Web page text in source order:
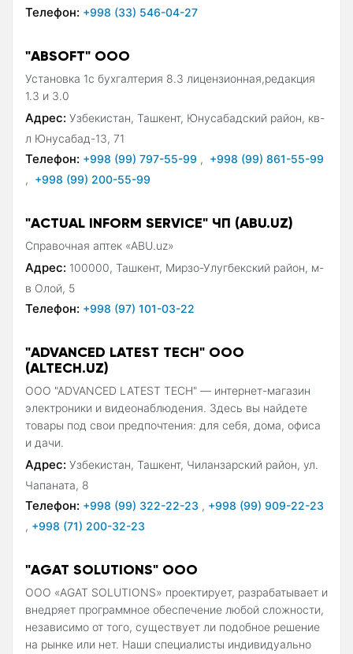
Телефон: +998 (33) 546-04-27
"ABSOFT" ООО
Установка 1с бухгалтерия 8.3 лицензионная,редакция
1.3 и 3.0
Адрес: Узбекистан, Ташкент, Юнусабадский район, кв-
л Юнусабад-13, 71
Телефон: +998 (99) 797-55-99 , +998 (99) 861-55-99
, +998 (99) 200-55-99
"ACTUAL INFORM SERVICE" ЧП (ABU.UZ)
Справочная аптек «ABU.uz»
Адрес: 100000, Ташкент, Мирзо-Улугбекский район, м-
в Олой, 5
Телефон: +998 (97) 101-03-22
"ADVANCED LATEST TECH" OOO
(ALTECH.UZ)
OOO "ADVANCED LATEST TECH" — интернет-магазин
электроники и видеонаблюдения. Здесь вы найдете
товары под свои предпочтения: для себя, дома, офиса
и дачи.
Адрес: Узбекистан, Ташкент, Чиланзарский район, ул.
Чапаната, 8
Телефон: +998 (99) 322-22-23 , +998 (99) 909-22-23
, +998 (71) 200-32-23
"AGAT SOLUTIONS" OOO
ООО «AGAT SOLUTIONS» проектирует, разрабатывает и
внедряет программное обеспечение любой сложности,
независимо от того, существует ли подобное решение
на рынке или нет. Наши специалисты индивидуально